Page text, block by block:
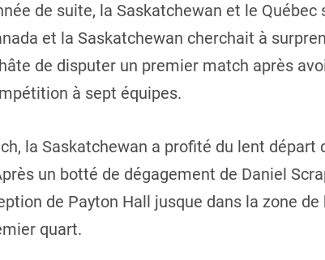
de suite, la Saskatchewan et le
et la Saskatchewan cherchait à
de disputer un premier match après
à sept équipes.
la Saskatchewan a profité du lent
un botté de dégagement de Daniel
de Payton Hall jusque dans la zone
quart.